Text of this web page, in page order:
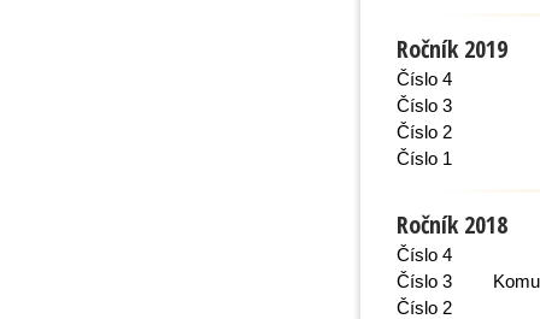
Ročník 2019
Číslo 4
Číslo 3
Číslo 2
Číslo 1
Ročník 2018
Číslo 4
Číslo 3
Číslo 2